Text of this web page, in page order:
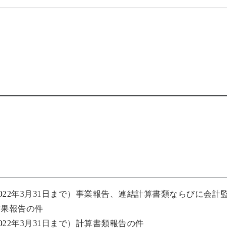
年3月31日まで）事業報告、連結計算書類ならびに会計
報告の件
年3月31日まで）計算書類報告の件